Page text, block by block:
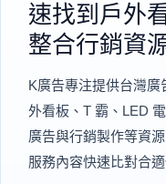
速找到戶外
整合行銷資
K廣告專注提供台灣廣
外看板、T 霸、LED
廣告與行銷製作等資
服務內容快速比對合適